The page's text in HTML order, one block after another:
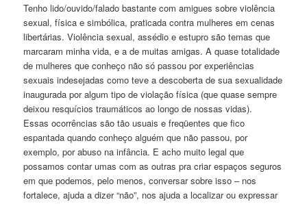
Tenho lido/ouvido/falado bastante com amigues sobre violência
sexual, física e simbólica, praticada contra mulheres em cenas
libertárias. Violência sexual, assédio e estupro são temas que
marcaram minha vida, e a de muitas amigas. A quase totalidade
de mulheres que conheço não só passou por experiências
sexuais indesejadas como teve a descoberta de sua sexualidade
inaugurada por algum tipo de violação física (que quase sempre
deixou resquícios traumáticos ao longo de nossas vidas).
Essas ocorrências são tão usuais e freqüentes que fico
espantada quando conheço alguém que não passou, por
exemplo, por abuso na infância. E acho muito legal que
possamos contar umas com as outras pra criar espaços seguros
em que podemos, pelo menos, conversar sobre isso – nos
fortalece, ajuda a dizer “não”, nos ajuda a localizar ou expressar